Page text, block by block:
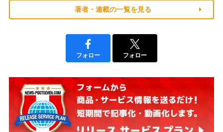
著者・連載の一覧を見る
フォロー フォロー